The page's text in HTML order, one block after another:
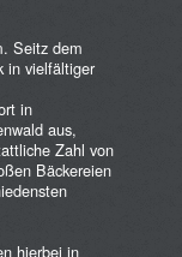
Seitz dem
in vielfältiger
in
aus,
Zahl von
Bäckereien
hierbei in